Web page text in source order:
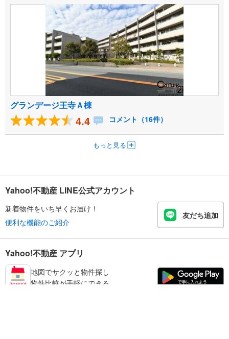
グランデージ王寺Ａ棟
4.4 コメント（16件）
もっと見る
Yahoo!不動産 LINE公式アカウント
新着物件をいち早くお届け！
便利な機能のご紹介
友だち追加
Yahoo!不動産 アプリ
地図でサクッと物件探し
物件比較が手軽にできる